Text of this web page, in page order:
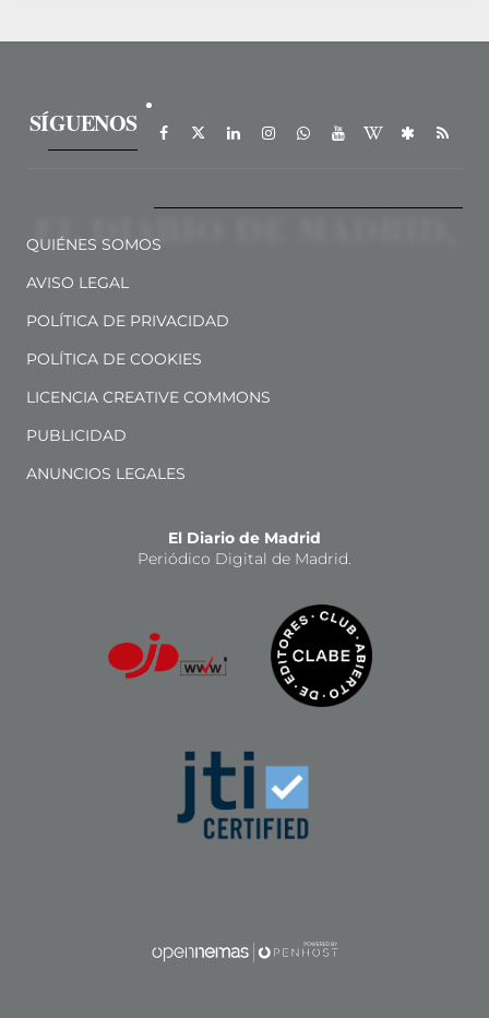
SÍGUENOS
QUIÉNES SOMOS
AVISO LEGAL
POLÍTICA DE PRIVACIDAD
POLÍTICA DE COOKIES
LICENCIA CREATIVE COMMONS
PUBLICIDAD
ANUNCIOS LEGALES
El Diario de Madrid
Periódico Digital de Madrid.